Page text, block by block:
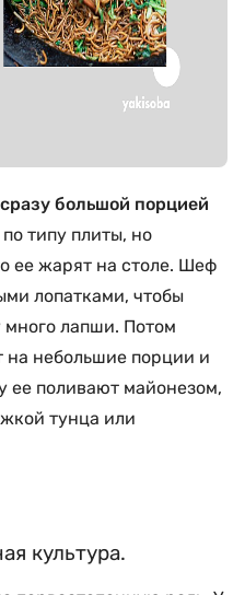
большой порцией
типу плиты, но
ее жарят на столе. Шеф
лопатками, чтобы
лапши. Потом
на небольшие порции и
ее поливают майонезом,
тунца или
культура.